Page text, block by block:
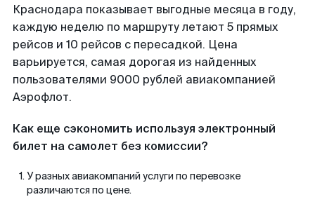
Краснодара показывает выгодные месяца в году,
каждую неделю по маршруту летают 5 прямых
рейсов и 10 рейсов с пересадкой. Цена
варьируется, самая дорогая из найденных
пользователями 9000 рублей авиакомпанией
Аэрофлот.
Как еще сэкономить используя электронный
билет на самолет без комиссии?
У разных авиакомпаний услуги по перевозке
различаются по цене.